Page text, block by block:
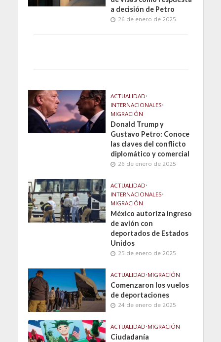
a decisión de Petro
26 de enero de 2025
ACTUALIDAD•
INTERNACIONALES•
MIGRACIÓN
Donald Trump y
Gustavo Petro: Conoce
las claves del conflicto
diplomático y comercial
26 de enero de 2025
ACTUALIDAD•
INTERNACIONALES•
MIGRACIÓN
México autoriza ingreso
de avión con
deportados de Estados
Unidos
25 de enero de 2025
ACTUALIDAD•MIGRACIÓN
Comenzaron los vuelos
de deportaciones
24 de enero de 2025
ACTUALIDAD•MIGRACIÓN
Ciudadanía